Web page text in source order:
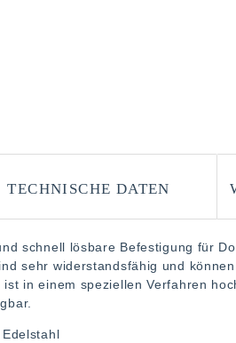
TECHNISCHE DATEN
schnell lösbare Befestigung für
sehr widerstandsfähig und
in einem speziellen Verfahren